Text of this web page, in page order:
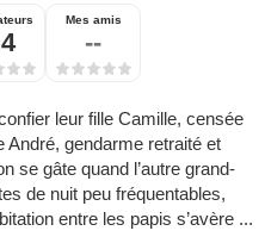
Mes amis
--
leur fille Camille, censée
André, gendarme retraité et
se gâte quand l’autre grand-
de nuit peu fréquentables,
entre les papis s’avère ...